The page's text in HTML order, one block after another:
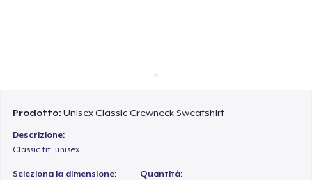
Prodotto:Unisex Classic Crewneck Sweatshirt
Descrizione:
Classic fit, unisex
Seleziona la dimensione: Quantità: